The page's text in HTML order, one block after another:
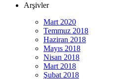
Arşivler
Mart 2020
Temmuz 2018
Haziran 2018
Mayıs 2018
Nisan 2018
Mart 2018
Şubat 2018